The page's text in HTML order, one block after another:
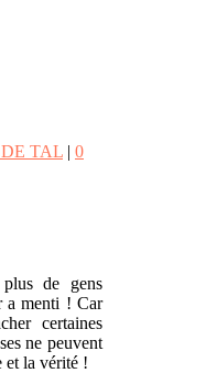
TAL | 0
de gens
a menti ! Car
certaines
ne peuvent
et la vérité !